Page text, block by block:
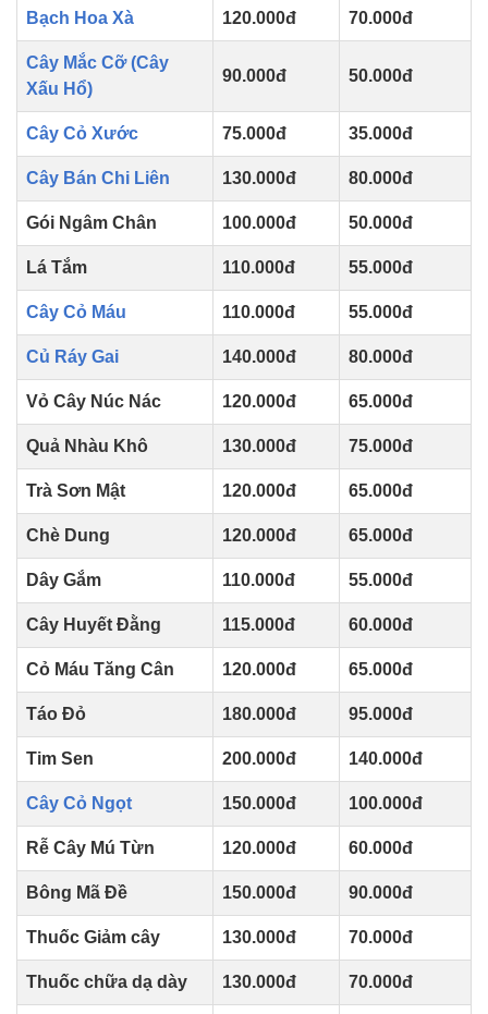
Bạch Hoa Xà 120.000đ 70.000đ
Cây Mắc Cỡ (Cây
Xấu Hổ)
90.000đ 50.000đ
Cây Cỏ Xước 75.000đ 35.000đ
Cây Bán Chi Liên 130.000đ 80.000đ
Gói Ngâm Chân 100.000đ 50.000đ
Lá Tắm 110.000đ 55.000đ
Cây Cỏ Máu 110.000đ 55.000đ
Củ Ráy Gai 140.000đ 80.000đ
Vỏ Cây Núc Nác 120.000đ 65.000đ
Quả Nhàu Khô 130.000đ 75.000đ
Trà Sơn Mật 120.000đ 65.000đ
Chè Dung 120.000đ 65.000đ
Dây Gắm 110.000đ 55.000đ
Cây Huyết Đằng 115.000đ 60.000đ
Cỏ Máu Tăng Cân 120.000đ 65.000đ
Táo Đỏ 180.000đ 95.000đ
Tim Sen 200.000đ 140.000đ
Cây Cỏ Ngọt 150.000đ 100.000đ
Rễ Cây Mú Từn 120.000đ 60.000đ
Bông Mã Đề 150.000đ 90.000đ
Thuốc Giảm cây 130.000đ 70.000đ
Thuốc chữa dạ dày 130.000đ 70.000đ